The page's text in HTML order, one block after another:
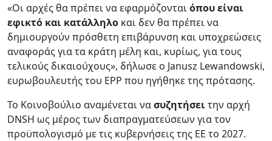
«Οι αρχές θα πρέπει να εφαρμόζονταιόπου είναι
εφικτό και κατάλληλο και δεν θα πρέπει να
δημιουργούν πρόσθετη επιβάρυνση και υποχρεώσεις
αναφοράς για τα κράτη μέλη και, κυρίως, για τους
τελικούς δικαιούχους», δήλωσε ο Janusz Lewandowski,
ευρωβουλευτής του EPP που ηγήθηκε της πρότασης.
Το Κοινοβούλιο αναμένεται νασυζητήσειτην αρχή
DNSH ως μέρος των διαπραγματεύσεων για τον
προϋπολογισμό με τις κυβερνήσεις της ΕΕ το 2027.